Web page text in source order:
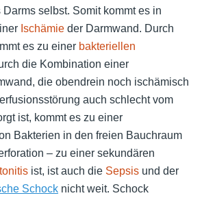
Darms selbst. Somit kommt es in
Ischämie der Darmwand. Durch
es zu einer bakteriellen
die Kombination einer
die obendrein noch ischämisch
auch schlecht vom
ist, kommt es zu einer
Bakterien in den freien Bauchraum
– zu einer sekundären
ist, ist auch die Sepsis und der
Schock nicht weit. Schock